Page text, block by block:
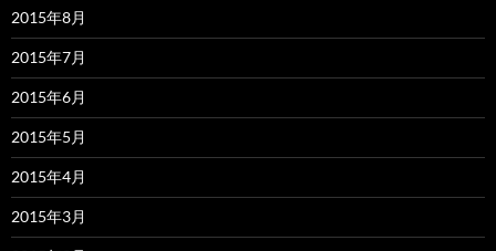
2015年8月
2015年7月
2015年6月
2015年5月
2015年4月
2015年3月